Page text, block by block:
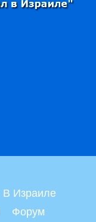
В Израиле
Форум